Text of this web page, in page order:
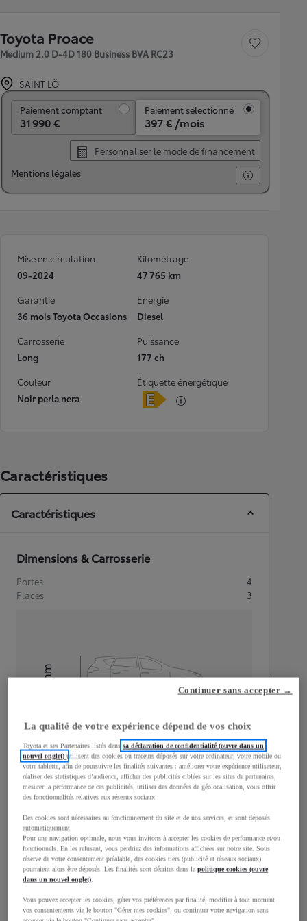
Toyota Proace
Medium 2.0 D-4D 180 Business BVA RC23
Sauvegarder le
SAINT LÔ
Paiement comptant
31 990 €
Paiement sélectionné
397 € /mois
Personnaliser le mode de financement
Mentions légales
Mise en circulation
09-2024
Kilométrage
47 765 km
Garantie
36 mois Toyota Occasions
Energie
Diesel
Carrosserie
Long
Puissance
177 ch
Couleur
Noir perla nera
Étiquette énergétique
Caractéristiques
Caractéristiques
Dimensions & Carrosserie
Portes
4
Places
3
Longueur
4 959mm
mm
1 920 mm
Consommation mixte
La qualité de votre expérience dépend de vos choix
Toyota et ses Partenaires listés danssa déclaration de confidentialité (ouvre dans un
nouvel onglet)utilisent des cookies ou traceurs déposés sur votre ordinateur, votre mobile ou
votre tablette, afin de poursuivre les finalités suivantes : améliorer votre expérience utilisateur,
réaliser des statistiques d’audience, afficher des publicités ciblées sur les sites de partenaires,
mesurer la performance de ces publicités, utiliser des données de géolocalisation, vous offrir
des fonctionnalités relatives aux réseaux sociaux.
Des cookies sont nécessaires au fonctionnement du site et de nos services, et sont déposés
automatiquement.
Pour une navigation optimale, nous vous invitons à accepter les cookies de performance et/ou
fonctionnels. En les refusant, vous perdriez des informations affichées sur notre site. Sous
réserve de votre consentement préalable, des cookies tiers (publicité et réseaux sociaux)
pourraient alors être déposés. Les finalités sont décrites dans lapolitique cookies (ouvre
dans un nouvel onglet).
Vous pouvez accepter les cookies, gérer vos préférences par finalité, modifier à tout moment
vos consentements via le bouton "Gérer mes cookies", ou continuer votre navigation sans
Continuer sans accepter →